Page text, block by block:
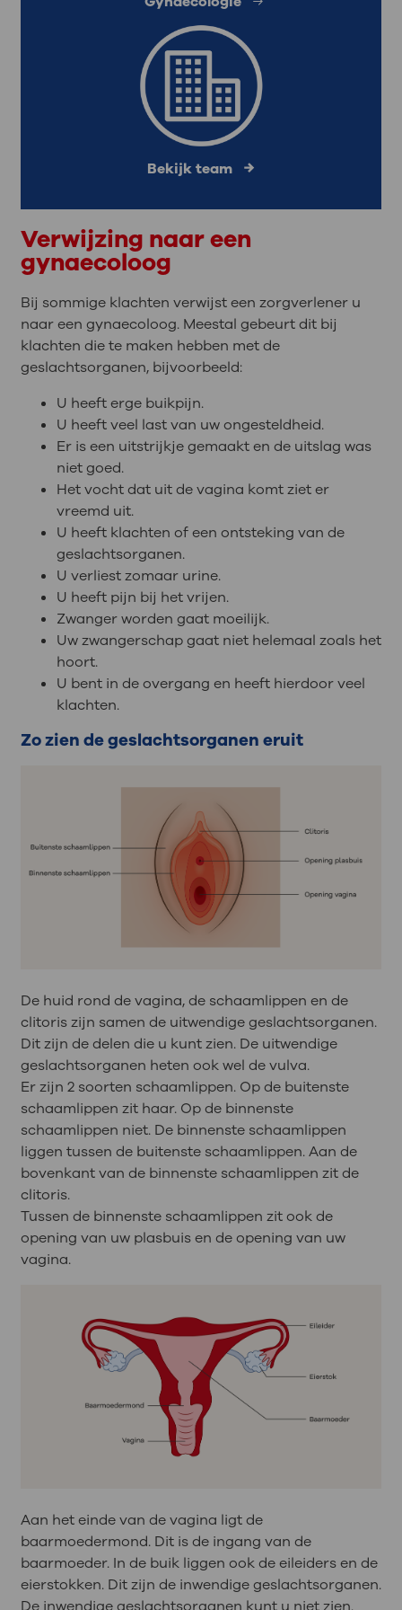
Bekijk team
Verwijzing naar een
gynaecoloog
Bij sommige klachten verwijst een zorgverlener u
naar een gynaecoloog. Meestal gebeurt dit bij
klachten die te maken hebben met de
geslachtsorganen, bijvoorbeeld:
U heeft erge buikpijn.
U heeft veel last van uw ongesteldheid.
Er is een uitstrijkje gemaakt en de uitslag was
niet goed.
Het vocht dat uit de vagina komt ziet er
vreemd uit.
U heeft klachten of een ontsteking van de
geslachtsorganen.
U verliest zomaar urine.
U heeft pijn bij het vrijen.
Zwanger worden gaat moeilijk.
Uw zwangerschap gaat niet helemaal zoals het
hoort.
U bent in de overgang en heeft hierdoor veel
klachten.
Zo zien de geslachtsorganen eruit
De huid rond de vagina, de schaamlippen en de
clitoris zijn samen de uitwendige geslachtsorganen.
Dit zijn de delen die u kunt zien. De uitwendige
geslachtsorganen heten ook wel de vulva.
Er zijn 2 soorten schaamlippen. Op de buitenste
schaamlippen zit haar. Op de binnenste
schaamlippen niet. De binnenste schaamlippen
liggen tussen de buitenste schaamlippen. Aan de
bovenkant van de binnenste schaamlippen zit de
clitoris.
Tussen de binnenste schaamlippen zit ook de
opening van uw plasbuis en de opening van uw
vagina.
Aan het einde van de vagina ligt de
baarmoedermond. Dit is de ingang van de
baarmoeder. In de buik liggen ook de eileiders en de
eierstokken. Dit zijn de inwendige geslachtsorganen.
De inwendige geslachtsorganen kunt u niet zien.